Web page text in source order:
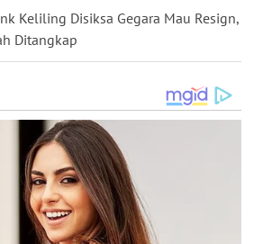
Keliling Disiksa Gegara Mau Resign,
Ditangkap